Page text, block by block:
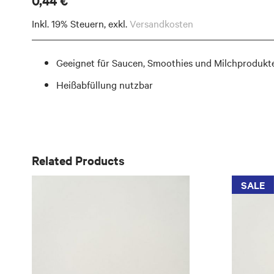
Inkl. 19% Steuern,exkl.Versandkosten
Geeignet für Saucen, Smoothies und
Heißabfüllung nutzbar
Related Products
SALE